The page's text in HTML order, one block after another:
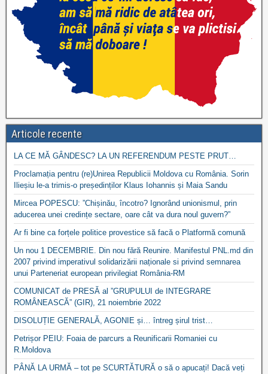
Articole recente
LA CE MĂ GÂNDESC? LA UN REFERENDUM PESTE PRUT…
Proclamația pentru (re)Unirea Republicii Moldova cu România. Sorin
Ilieșiu le-a trimis-o președinților Klaus Iohannis și Maia Sandu
Mircea POPESCU: ”Chișinău, încotro? Ignorând unionismul, prin
aducerea unei credințe sectare, oare cât va dura noul guvern?”
Ar fi bine ca forțele politice provestice să facă o Platformă comună
Un nou 1 DECEMBRIE. Din nou fără Reunire. Manifestul PNL.md din
2007 privind imperativul solidarizării naționale si privind semnarea
unui Parteneriat european privilegiat România-RM
COMUNICAT de PRESĂ al ”GRUPULUI de INTEGRARE
ROMÂNEASCĂ” (GIR), 21 noiembrie 2022
DISOLUȚIE GENERALĂ, AGONIE și… întreg șirul trist…
Petrișor PEIU: Foaia de parcurs a Reunificarii Romaniei cu
R.Moldova
PÂNĂ LA URMĂ – tot pe SCURTĂTURĂ o să o apucați! Dacă veți